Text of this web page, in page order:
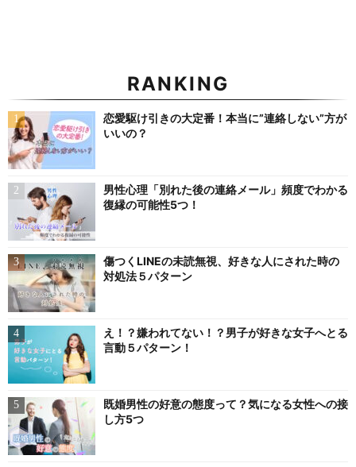
RANKING
恋愛駆け引きの大定番！本当に”連絡しない”方が
いいの？
男性心理「別れた後の連絡メール」頻度でわかる
復縁の可能性5つ！
傷つくLINEの未読無視、好きな人にされた時の
対処法５パターン
え！？嫌われてない！？男子が好きな女子へとる
言動５パターン！
既婚男性の好意の態度って？気になる女性への接
し方5つ